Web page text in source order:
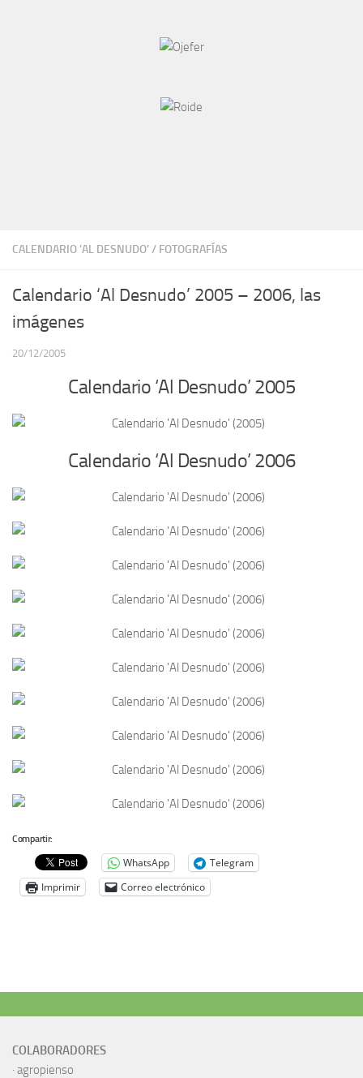
CALENDARIO 'AL DESNUDO'/ FOTOGRAFÍAS
Calendario ‘Al Desnudo’ 2005 – 2006, las
imágenes
20/12/2005
Calendario ‘Al Desnudo’ 2005
Calendario ‘Al Desnudo’ 2006
Compartir:
WhatsApp
Telegram
Imprimir
Correo electrónico
COLABORADORES
· agropienso